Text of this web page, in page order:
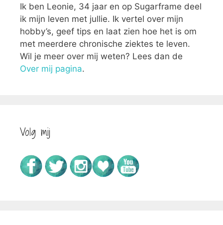
Ik ben Leonie, 34 jaar en op Sugarframe deel
ik mijn leven met jullie. Ik vertel over mijn
hobby’s, geef tips en laat zien hoe het is om
met meerdere chronische ziektes te leven.
Wil je meer over mij weten? Lees dan de
Over mij pagina.
Volg mij